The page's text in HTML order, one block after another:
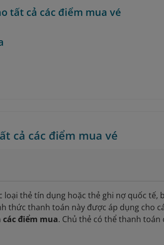
tất cả các điểm mua vé
cả các điểm mua vé
thẻ tín dụng hoặc thẻ ghi nợ quốc tế,
thức thanh toán này được áp dụng cho
điểm mua. Chủ thẻ có thể thanh toán